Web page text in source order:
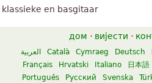
klassieke en basgitaar
дом · вијести ·
العربية Català Cymraeg Deutsch
Français
Hrvatski Italiano 日本語
Português
Русский Svenska